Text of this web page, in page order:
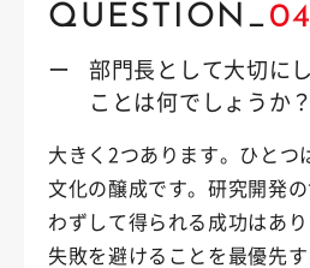
QUESTION_04
ー
部門長として大切に
ことは何でしょうか？
大きく2つあります。ひとつ
文化の醸成です。研究開発
わずして得られる成功はあり
失敗を避けることを最優先